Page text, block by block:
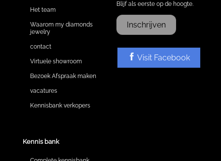
Het team
Waarom my diamonds
jewelry
contact
Virtuele showroom
Bezoek Afspraak maken
vacatures
Kennisbank verkopers
Kennis bank
Blijf als eerste op de hoogte.
Inschrijven
Visit Facebook